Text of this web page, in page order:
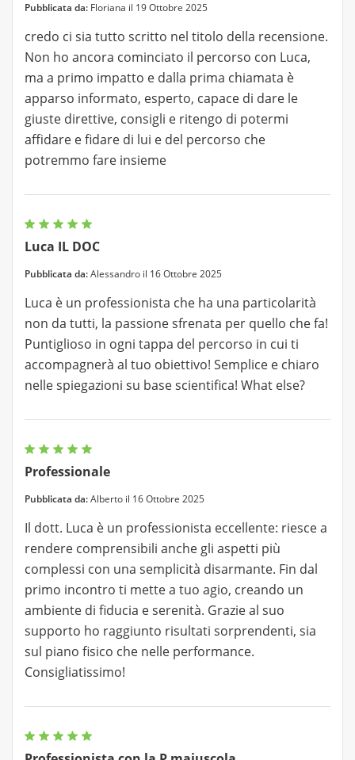
Pubblicata da: Floriana il 19 Ottobre 2025
credo ci sia tutto scritto nel titolo della recensione.
Non ho ancora cominciato il percorso con Luca,
ma a primo impatto e dalla prima chiamata è
apparso informato, esperto, capace di dare le
giuste direttive, consigli e ritengo di potermi
affidare e fidare di lui e del percorso che
potremmo fare insieme
Luca IL DOC
Pubblicata da:Alessandro il 16 Ottobre 2025
Luca è un professionista che ha una particolarità
non da tutti, la passione sfrenata per quello che fa!
Puntiglioso in ogni tappa del percorso in cui ti
accompagnerà al tuo obiettivo! Semplice e chiaro
nelle spiegazioni su base scientifica! What else?
Professionale
Pubblicata da:Alberto il 16 Ottobre 2025
Il dott. Luca è un professionista eccellente: riesce a
rendere comprensibili anche gli aspetti più
complessi con una semplicità disarmante. Fin dal
primo incontro ti mette a tuo agio, creando un
ambiente di fiducia e serenità. Grazie al suo
supporto ho raggiunto risultati sorprendenti, sia
sul piano fisico che nelle performance.
Consigliatissimo!